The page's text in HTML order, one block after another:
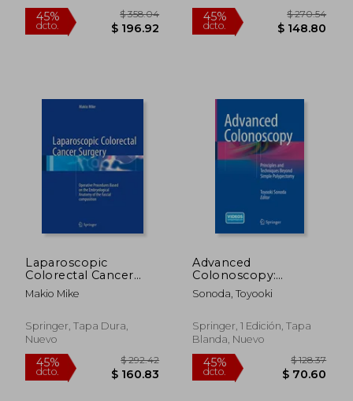
dcto.
$ 159.50
$ 87.72
45%
Laparoscopic
Colorectal Cancer
Surgery: Operative
Procedures Based on
Anatomy of the
Fascial Composition
Makio Mike
Springer, Tapa Dura,
Nuevo
Advanced
Colonoscopy:
Principles and
Techniques Beyond
(en Inglés)
Sonoda, Toyooki
Springer, 1 Edición, Tapa
Blanda, Nuevo